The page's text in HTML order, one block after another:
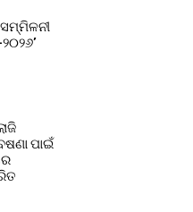
ପାଇଁ